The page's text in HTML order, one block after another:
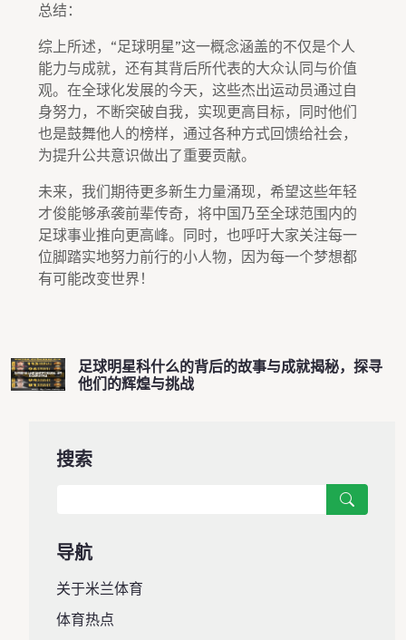
总结：
综上所述，“足球明星”这一概念涵盖的不仅是个人
能力与成就，还有其背后所代表的大众认同与价值
观。在全球化发展的今天，这些杰出运动员通过自
身努力，不断突破自我，实现更高目标，同时他们
也是鼓舞他人的榜样，通过各种方式回馈给社会，
为提升公共意识做出了重要贡献。
未来，我们期待更多新生力量涌现，希望这些年轻
才俊能够承袭前辈传奇，将中国乃至全球范围内的
足球事业推向更高峰。同时，也呼吁大家关注每一
位脚踏实地努力前行的小人物，因为每一个梦想都
有可能改变世界！
足球明星科什么的背后的故事与成就揭秘，探寻
他们的辉煌与挑战
搜索
导航
关于米兰体育
体育热点